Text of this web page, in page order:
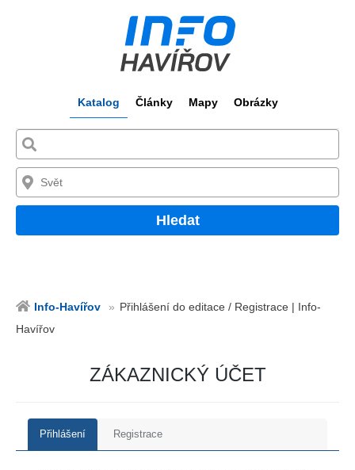
Katalog Články Mapy Obrázky
Hledat
Info-Havířov
Přihlášení do editace / Registrace | Info-
Havířov
ZÁKAZNICKÝ ÚČET
Přihlášení Registrace